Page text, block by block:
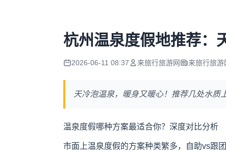
杭州温泉度假地推荐：
2026-06-11 08:37 来旅行旅游网 来旅行旅游
天冷泡温泉，暖身又暖心！推荐几处水质
温泉度假哪种方案最适合你？深度对比分析
市面上温泉度假的方案种类繁多，自助vs